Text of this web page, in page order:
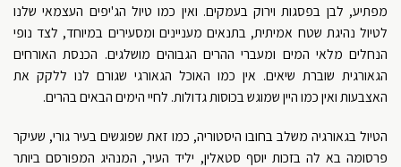
מפתיע, לבן בפסגות וירוק בעמקים. ואין כמו טיול הג'יפים העצמאי שלנו
לטיול נהיגת שטח אמיתית, בתנאים מעניינים ומסעירים במיוחד, לצד נופי
הנחלים מלאי המים ומעברי ההרים הגבוהים מושלגים. הכנסת האורחים
הגאורגית שוברת שיאים. אין כמו האוכל הגאורגי שגורם לנו ללקק את
האצבעות ואין כמו היין שמוגש בכוסות גדולות. לחיי הימים הבאים בהרים.
הטיול בגאורגיה משלב בחובו היסטוריה, כמו זאת שפוגשים בעיר גורי, שעיקר
פרסומה בא לה בזכות יוסף סטאלין, יליד העיר, המנהיג המפורסם ביותר